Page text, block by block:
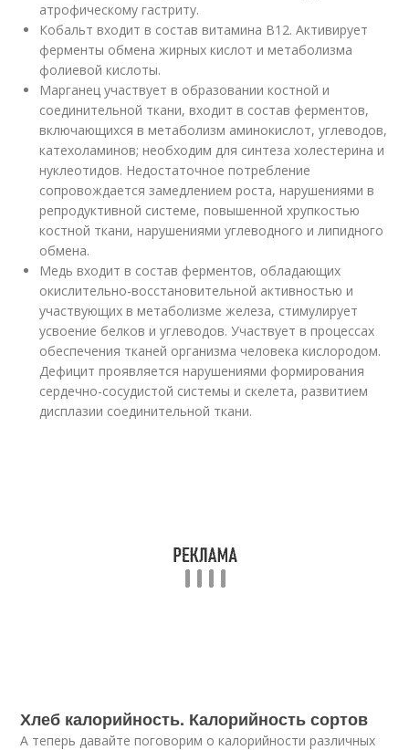
атрофическому гастриту.
Кобальт входит в состав витамина В12. Активирует
ферменты обмена жирных кислот и метаболизма
фолиевой кислоты.
Марганец участвует в образовании костной и
соединительной ткани, входит в состав ферментов,
включающихся в метаболизм аминокислот, углеводов,
катехоламинов; необходим для синтеза холестерина и
нуклеотидов. Недостаточное потребление
сопровождается замедлением роста, нарушениями в
репродуктивной системе, повышенной хрупкостью
костной ткани, нарушениями углеводного и липидного
обмена.
Медь входит в состав ферментов, обладающих
окислительно-восстановительной активностью и
участвующих в метаболизме железа, стимулирует
усвоение белков и углеводов. Участвует в процессах
обеспечения тканей организма человека кислородом.
Дефицит проявляется нарушениями формирования
сердечно-сосудистой системы и скелета, развитием
дисплазии соединительной ткани.
Хлеб калорийность. Калорийность сортов
А теперь давайте поговорим о калорийности различных